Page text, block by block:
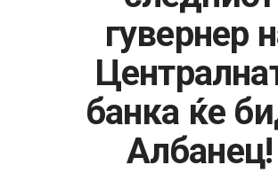
БАНКАРСТВО
ЖИВОТ
МОЗАИК
гувернер
банка ќе
Албанец!